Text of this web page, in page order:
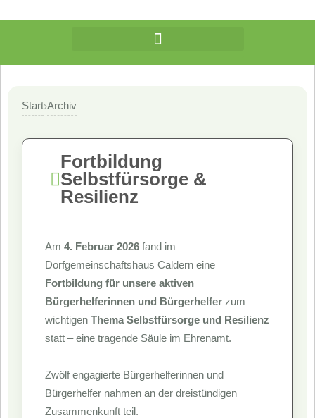
Start›Archiv
Fortbildung
Selbstfürsorge &
Resilienz
Am 4. Februar 2026 fand im
Dorfgemeinschaftshaus Caldern eine
Fortbildung für unsere aktiven
Bürgerhelferinnen und Bürgerhelfer zum
wichtigen Thema Selbstfürsorge und Resilienz
statt – eine tragende Säule im Ehrenamt.
Zwölf engagierte Bürgerhelferinnen und
Bürgerhelfer nahmen an der dreistündigen
Zusammenkunft teil.